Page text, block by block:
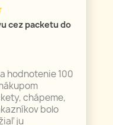
cez packetu do
hodnotenie 100
chápeme,
bolo
ju